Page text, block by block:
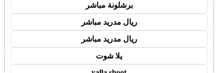
برشلونة مباشر
ريال مدريد مباشر
ريال مدريد مباشر
يلا شوت